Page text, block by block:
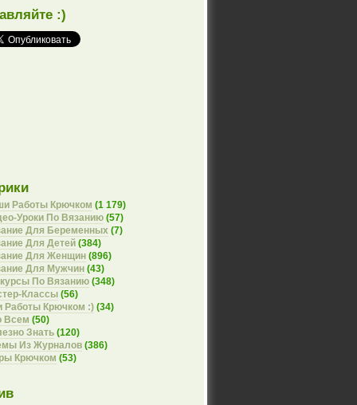
:)
Работы Крючком (1 179)
Уроки По Вязанию (57)
Для Беременных (7)
Для Детей (384)
Для Женщин (896)
Для Мужчин (43)
По Вязанию (348)
Классы (56)
Работы Крючком :) (34)
Всем (50)
Знать (120)
Из Журналов (386)
Крючком (53)